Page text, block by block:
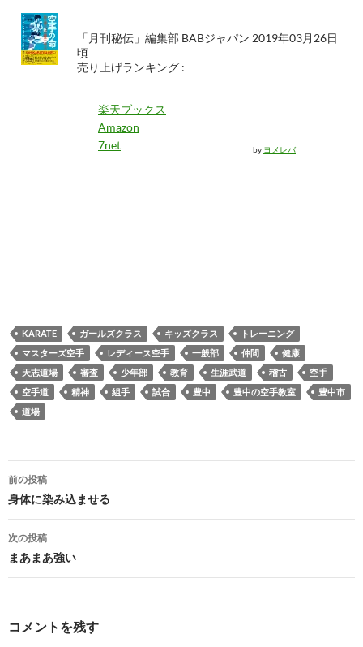
「月刊秘伝」編集部 BABジャパン 2019年03月26日
頃
売り上げランキング :
楽天ブックス
Amazon
7net
by ヨメレバ
KARATE ガールズクラス キッズクラス
トレーニング
マスターズ空手
レディース空手 一般部 仲間
健康
天志道場
審査 少年部 教育 生涯武道 稽古
空手
空手道
精神 組手 試合 豊中 豊中の空手教室
豊中市
道場
投
稿
ナ
ビ
ゲ
前の投稿
身体に染み込ませる
次の投稿
まあまあ強い
コメントを残す